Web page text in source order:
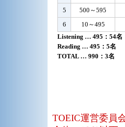
5
500～595
6
10～495
Listening … 495：54名
Reading … 495：5名
TOTAL … 990：3名
TOEIC運営委員